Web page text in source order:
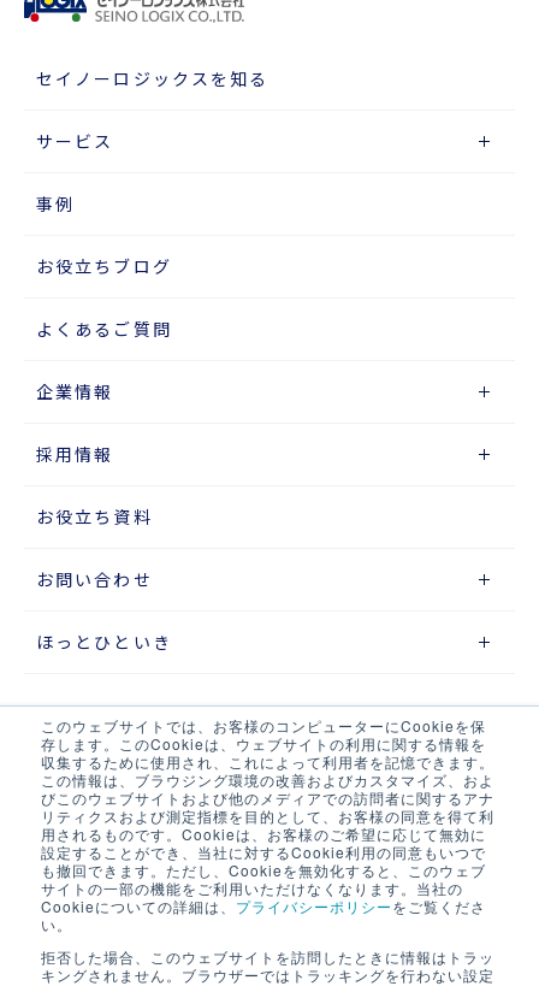
このウェブサイトでは、お客様のコンピューターにCookieを保
存します。このCookieは、ウェブサイトの利用に関する情報を
収集するために使用され、これによって利用者を記憶できます。
この情報は、ブラウジング環境の改善およびカスタマイズ、およ
びこのウェブサイトおよび他のメディアでの訪問者に関するアナ
リティクスおよび測定指標を目的として、お客様の同意を得て利
用されるものです。Cookieは、お客様のご希望に応じて無効に
設定することができ、当社に対するCookie利用の同意もいつで
も撤回できます。ただし、Cookieを無効化すると、このウェブ
サイトの一部の機能をご利用いただけなくなります。当社の
Cookieについての詳細は、 プライバシーポリシーをご覧くださ
い。
拒否した場合、このウェブサイトを訪問したときに情報はトラッ
キングされません。ブラウザーではトラッキングを行わない設定
セイノーロジックスを知る
サービス
事例
お役立ちブログ
よくあるご質問
企業情報
採用情報
お役立ち資料
お問い合わせ
ほっとひといき
サイトマップ
プライバシーポリシー
ウェブアクセシビリティポリシー
当サイト・当社システムについて
LOGIX NET会員について
LOGIX NET会員規約